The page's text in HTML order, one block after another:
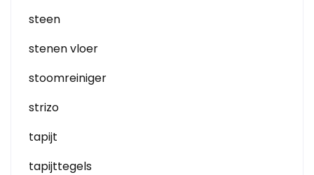
steen
stenen vloer
stoomreiniger
strizo
tapijt
tapijttegels